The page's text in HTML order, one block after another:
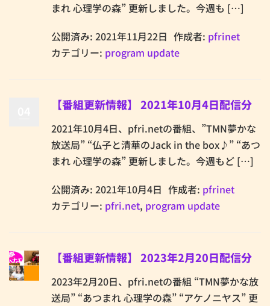
まれ 心理学の森” 更新しました。今週も […]
公開済み: 2021年11月22日 作成者: pfrinet
カテゴリー: program update
【番組更新情報】 2021年10月4日配信分
2021年10月4日、pfri.netの番組、”TMN夢かな
放送局” “仏子と清華のJack in the box♪” “あつ
まれ 心理学の森” 更新しました。今週もど […]
公開済み: 2021年10月4日 作成者: pfrinet
カテゴリー: pfri.net, program update
【番組更新情報】 2023年2月20日配信分
2023年2月20日、pfri.netの番組 “TMN夢かな放
送局” “あつまれ 心理学の森” “アケノニヤス” 更